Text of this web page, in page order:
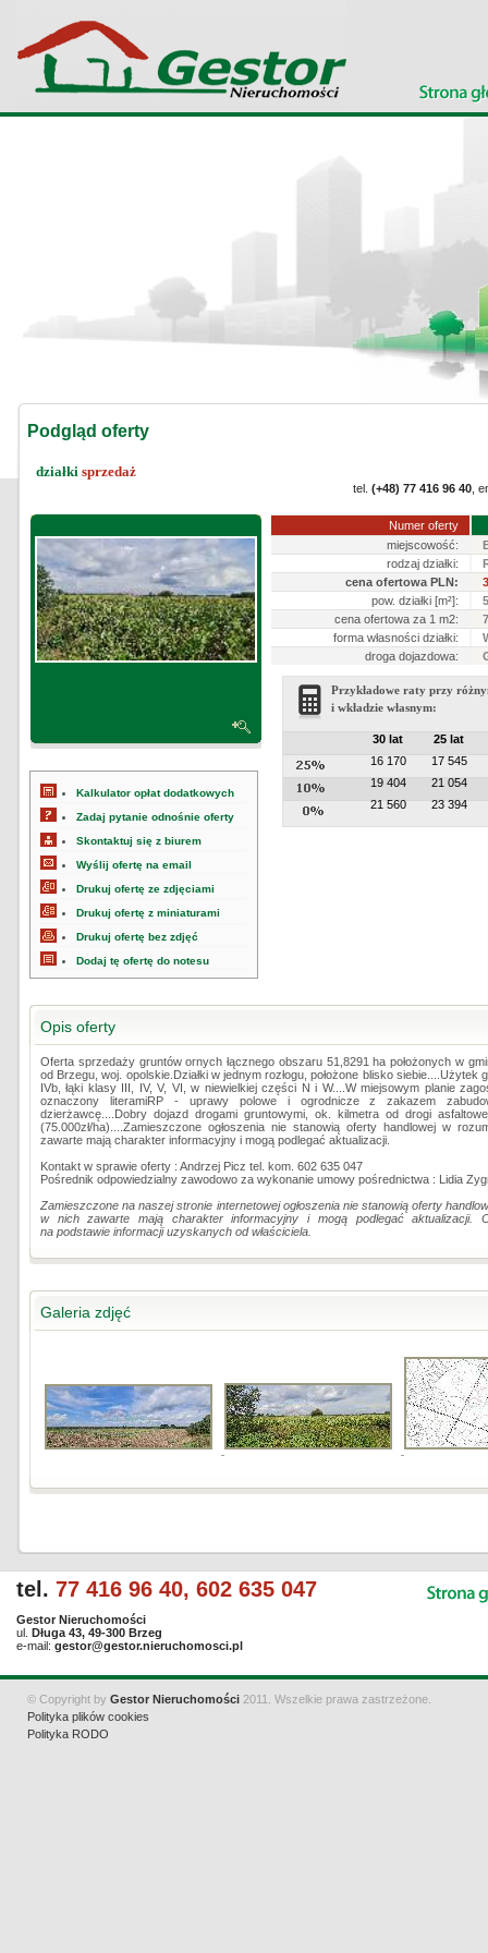
Podgląd oferty
tel. (+48) 77 416 96 40,
działki sprzedaż
Kalkulator opłat dodatkowych
Zadaj pytanie odnośnie oferty
Skontaktuj się z biurem
Wyślij ofertę na email
Drukuj ofertę ze zdjęciami
Drukuj ofertę z miniaturami
Drukuj ofertę bez zdjęć
Dodaj tę ofertę do notesu
Numer oferty
miejscowość:
rodzaj działki:
cena ofertowa PLN:
pow. działki [m²]:
cena ofertowa za 1 m2:
forma własności działki:
droga dojazdowa:
Przykładowe raty przy
i wkładzie własnym:
30 lat
25 lat
16 170
17 545
19 404
21 054
21 560
23 394
Opis oferty
Oferta sprzedaży gruntów ornych łącznego obszaru 51,8291 ha położonych w
od Brzegu, woj. opolskie.Działki w jednym rozłogu, położone blisko
IVb, łąki klasy III, IV, V, VI, w niewielkiej części N i W....W miejsowym planie
oznaczony literamiRP - uprawy polowe i ogrodnicze z zakazem
dzierżawcę....Dobry dojazd drogami gruntowymi, ok. kilmetra od drogi
(75.000zł/ha)....Zamieszczone ogłoszenia nie stanowią oferty handlowej w
zawarte mają charakter informacyjny i mogą podlegać aktualizacji.
Kontakt w sprawie oferty : Andrzej Picz tel. kom. 602 635 047
Pośrednik odpowiedzialny zawodowo za wykonanie umowy pośrednictwa : Lidia
Zamieszczone na naszej stronie internetowej ogłoszenia nie stanowią oferty
w nich zawarte mają charakter informacyjny i mogą podlegać aktualizacji.
na podstawie informacji uzyskanych od właściciela.
Galeria zdjęć
tel. 77 416 96 40, 602 635 047
Gestor Nieruchomości
ul. Długa 43, 49-300 Brzeg
e-mail: gestor@gestor.nieruchomosci.pl
© Copyright by Gestor Nieruchomości 2011. Wszelkie prawa zastrzeżone.
Polityka plików cookies
Polityka RODO